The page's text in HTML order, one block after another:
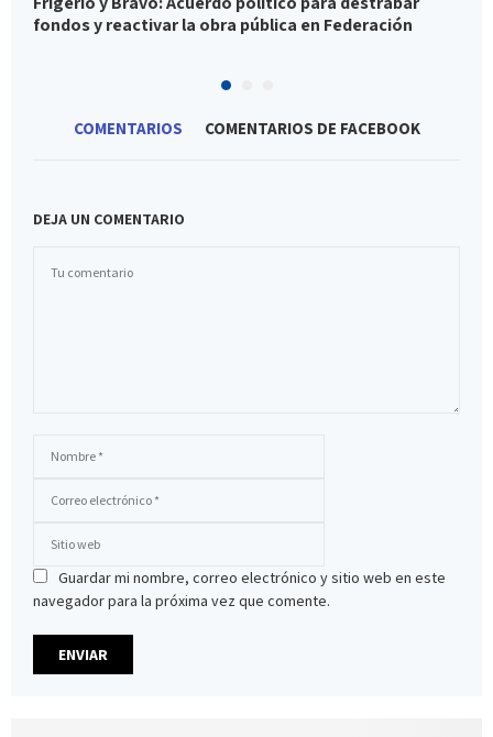
fondos y reactivar la obra pública en Federación
COMENTARIOS COMENTARIOS DE FACEBOOK
DEJA UN COMENTARIO
Guardar mi nombre, correo electrónico y sitio web en este
navegador para la próxima vez que comente.